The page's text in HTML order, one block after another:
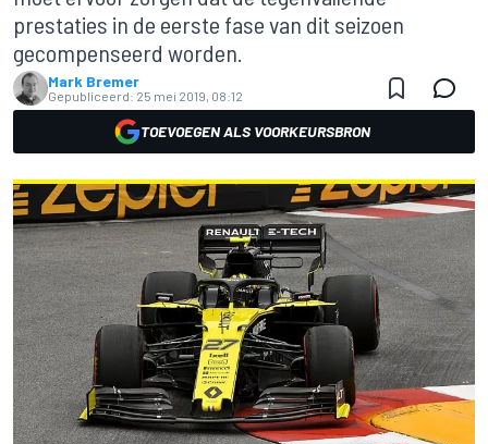
prestaties in de eerste fase van dit seizoen
gecompenseerd worden.
Mark Bremer
Gepubliceerd: 25 mei 2019, 08:12
TOEVOEGEN ALS VOORKEURSBRON